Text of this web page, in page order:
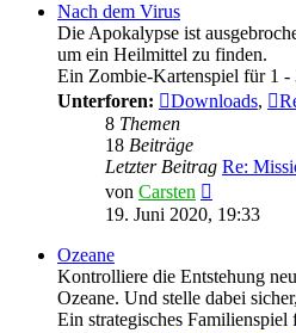
Nach dem Virus
Die Apokalypse ist
um ein Heilmittel zu finden.
Ein Zombie-Kartenspiel für 1 -
Unterforen:
Downloads,
8 Themen
18 Beiträge
Letzter Beitrag Re:
von Carsten
Beitrag
19. Juni 2020, 19:33
Ozeane
Kontrolliere die Entstehung
Ozeane. Und stelle dabei
Ein strategisches